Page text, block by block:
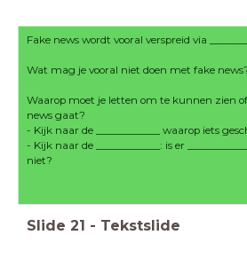
Fake news wordt vooral verspreid via
Wat mag je vooral niet doen met fake
Waarop moet je letten om te kunnen zien
news gaat?
- Kijk naar de ____________ waarop iets
- Kijk naar de ____________: is er
niet?
Slide 21 - Tekstslide